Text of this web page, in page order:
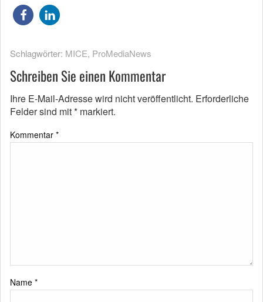
Schlagwörter: MICE, ProMediaNews
Schreiben Sie einen Kommentar
Ihre E-Mail-Adresse wird nicht veröffentlicht. Erforderliche
Felder sind mit* markiert.
Kommentar *
Name *